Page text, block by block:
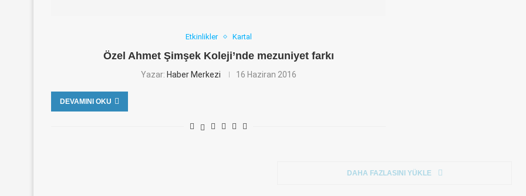
Etkinlikler Kartal
Özel Ahmet Şimşek Koleji’nde mezuniyet farkı
Yazar: Haber Merkezi 16 Haziran 2016
DEVAMINI OKU
DAHA FAZLASINI YÜKLE